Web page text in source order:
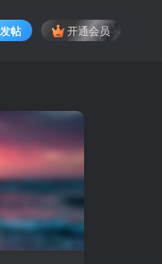
发帖 开通会员